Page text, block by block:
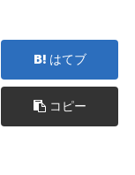
はてブ
コピー